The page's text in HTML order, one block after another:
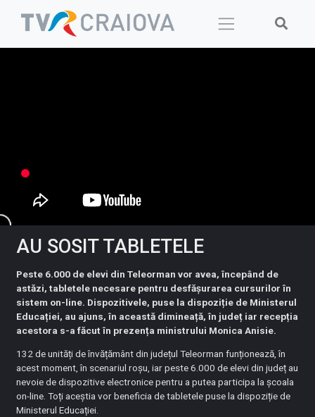
AU SOSIT TABLETELE
Peste 6.000 de elevi din Teleorman vor avea, începând de
astăzi, tabletele necesare pentru desfășurarea cursurilor în
sistem on-line. Dispozitivele, puse la dispoziție de Ministerul
Educației, au ajuns, în această dimineață, în județ iar recepția
acestora s-a făcut în prezența ministrului Monica Anisie.
132 de unități de învățământ din județul Teleorman funționează, în
acest moment, în scenariul roșu, iar peste 6.000 de elevi din județ au
nevoie de dispozitive electronice pentru a putea participa la școala
on-line. Toți aceștia vor beneficia de tabletele puse la dispoziție de
Ministerul Educației.